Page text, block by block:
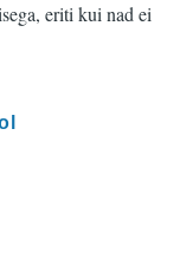
eriti kui nad ei